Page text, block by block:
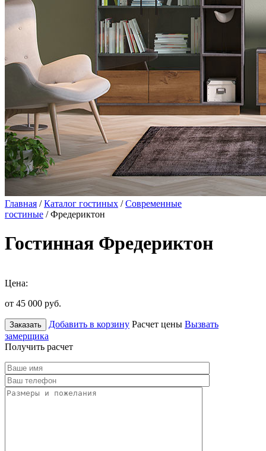
Главная /Каталог гостиных /Современные
гостиные / Фредериктон
Гостинная Фредериктон
Цена:
от 45 000 руб.
Заказать Добавить в корзину Расчет цены Вызвать
замерщика
Получить расчет